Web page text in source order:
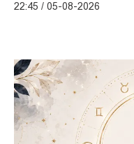
22:45 / 05-08-2026